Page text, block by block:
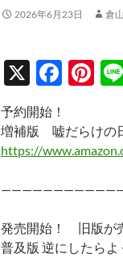
2026年6月23日 倉
X
F
e
b
o
Pi
er
es
予約開始！
増補版 嘘だらけの
https://
発売開始！ 旧版が
普及版 逆にしたら